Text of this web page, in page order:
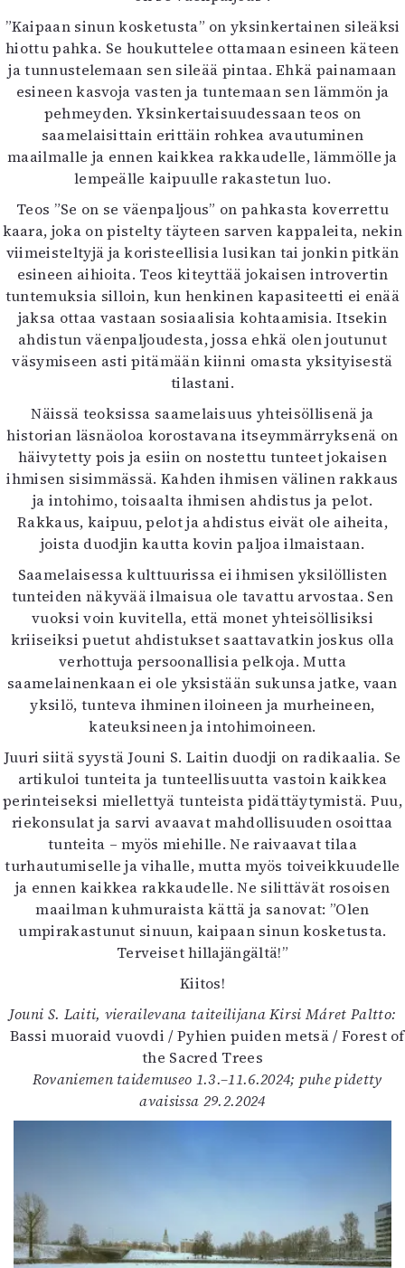
”Kaipaan sinun kosketusta” on yksinkertainen sileäksi
hiottu pahka. Se houkuttelee ottamaan esineen käteen
ja tunnustelemaan sen sileää pintaa. Ehkä painamaan
esineen kasvoja vasten ja tuntemaan sen lämmön ja
pehmeyden. Yksinkertaisuudessaan teos on
saamelaisittain erittäin rohkea avautuminen
maailmalle ja ennen kaikkea rakkaudelle, lämmölle ja
lempeälle kaipuulle rakastetun luo.
Teos ”Se on se väenpaljous” on pahkasta koverrettu
kaara, joka on pistelty täyteen sarven kappaleita, nekin
viimeisteltyjä ja koristeellisia lusikan tai jonkin pitkän
esineen aihioita. Teos kiteyttää jokaisen introvertin
tuntemuksia silloin, kun henkinen kapasiteetti ei enää
jaksa ottaa vastaan sosiaalisia kohtaamisia. Itsekin
ahdistun väenpaljoudesta, jossa ehkä olen joutunut
väsymiseen asti pitämään kiinni omasta yksityisestä
tilastani.
Näissä teoksissa saamelaisuus yhteisöllisenä ja
historian läsnäoloa korostavana itseymmärryksenä on
häivytetty pois ja esiin on nostettu tunteet jokaisen
ihmisen sisimmässä. Kahden ihmisen välinen rakkaus
ja intohimo, toisaalta ihmisen ahdistus ja pelot.
Rakkaus, kaipuu, pelot ja ahdistus eivät ole aiheita,
joista duodjin kautta kovin paljoa ilmaistaan.
Saamelaisessa kulttuurissa ei ihmisen yksilöllisten
tunteiden näkyvää ilmaisua ole tavattu arvostaa. Sen
vuoksi voin kuvitella, että monet yhteisöllisiksi
kriiseiksi puetut ahdistukset saattavatkin joskus olla
verhottuja persoonallisia pelkoja. Mutta
saamelainenkaan ei ole yksistään sukunsa jatke, vaan
yksilö, tunteva ihminen iloineen ja murheineen,
kateuksineen ja intohimoineen.
Juuri siitä syystä Jouni S. Laitin duodji on radikaalia. Se
artikuloi tunteita ja tunteellisuutta vastoin kaikkea
perinteiseksi miellettyä tunteista pidättäytymistä. Puu,
riekonsulat ja sarvi avaavat mahdollisuuden osoittaa
tunteita – myös miehille. Ne raivaavat tilaa
turhautumiselle ja vihalle, mutta myös toiveikkuudelle
ja ennen kaikkea rakkaudelle. Ne silittävät rosoisen
maailman kuhmuraista kättä ja sanovat: ”Olen
umpirakastunut sinuun, kaipaan sinun kosketusta.
Terveiset hillajängältä!”
Kiitos!
Jouni S. Laiti, vierailevana taiteilijana Kirsi Máret Paltto:
Bassi muoraid vuovdi / Pyhien puiden metsä / Forest of
the Sacred Trees
Rovaniemen taidemuseo 1.3.–11.6.2024; puhe pidetty
avaisissa 29.2.2024